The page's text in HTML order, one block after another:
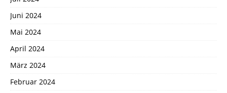
Juni 2024
Mai 2024
April 2024
März 2024
Februar 2024